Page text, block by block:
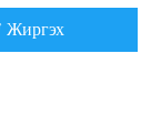
Жиргэх